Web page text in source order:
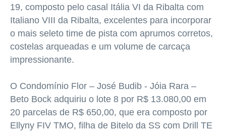
19, composto pelo casal Itália VI da Ribalta com
Italiano VIII da Ribalta, excelentes para incorporar
o mais seleto time de pista com aprumos corretos,
costelas arqueadas e um volume de carcaça
impressionante.
O Condomínio Flor – José Budib - Jóia Rara –
Beto Bock adquiriu o lote 8 por R$ 13.080,00 em
20 parcelas de R$ 650,00, que era composto por
Ellyny FIV TMO, filha de Bitelo da SS com Drill TE